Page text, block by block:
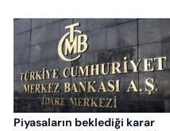
Piyasaların beklediği karar